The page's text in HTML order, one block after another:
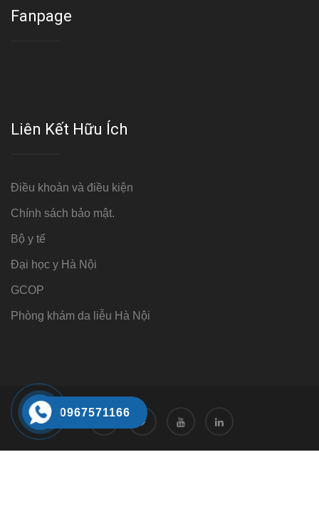
Fanpage
Liên Kết Hữu Ích
Điều khoản và điều kiện
Chính sách bảo mật.
Bộ y tế
Đại học y Hà Nội
GCOP
Phòng khám da liễu Hà Nội
0967571166